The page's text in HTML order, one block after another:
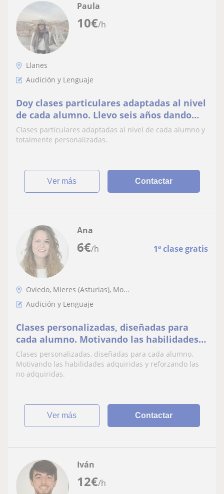
10€/h
Paula
Llanes
Audición y Lenguaje
Doy clases particulares adaptadas al nivel
de cada alumno. Llevo seis años dando
clases con muy buenos resultados
Clases particulares adaptadas al nivel de cada alumno y
totalmente personalizadas.
ver más Contactar
6€/h 1ª clase gratis
Ana
Oviedo, Mieres (Asturias), Mo...
Audición y Lenguaje
Clases personalizadas, diseñadas para
cada alumno. Motivando las habilidades
adquiridas y reforzando las no adquiridas
Clases personalizadas, diseñadas para cada alumno.
Motivando las habilidades adquiridas y reforzando las
no adquiridas.
ver más Contactar
12€/h
Iván